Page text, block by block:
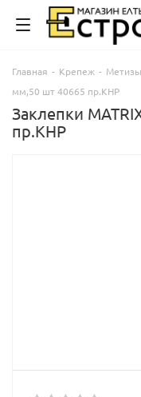
Главная - Крепеж - Метизы
мм,50 шт 40665 пр.КНР
Заклепки
пр.КНР